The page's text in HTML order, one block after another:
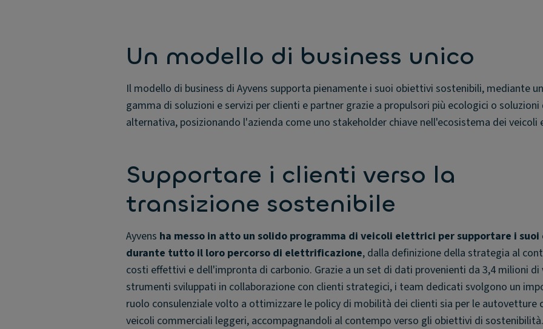
Un modello di business unico
Il modello di business di Ayvens supporta pienamente i suoi obiettivi sostenibili, mediante
gamma di soluzioni e servizi per clienti e partner grazie a propulsori più ecologici o
alternativa, posizionando l'azienda come uno stakeholder chiave nell'ecosistema dei veicoli
Supportare i clienti verso la
transizione sostenibile
Ayvens ha messo in atto un solido programma di veicoli elettrici per supportare i
durante tutto il loro percorso di elettrificazione, dalla definizione della strategia al
costi effettivi e dell'impronta di carbonio. Grazie a un set di dati provenienti da 3,4 milioni di
strumenti sviluppati in collaborazione con clienti strategici, i team dedicati svolgono un
ruolo consulenziale volto a ottimizzare le policy di mobilità dei clienti sia per le autovetture
veicoli commerciali leggeri, accompagnandoli al contempo verso gli obiettivi di